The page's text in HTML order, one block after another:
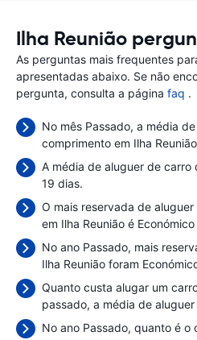
Ilha Reunião
As perguntas mais frequentes
apresentadas abaixo. Se não
pergunta, consulta a página faq .
No mês Passado, a média
comprimento em Ilha
A média de aluguer de carro
19 dias.
O mais reservada de
em Ilha Reunião é
No ano Passado, mais
Ilha Reunião foram
Quanto custa alugar um
passado, a média de
No ano Passado, quanto é